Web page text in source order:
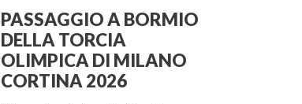
PASSAGGIO A BORMIO
DELLA TORCIA
OLIMPICA DI MILANO
CORTINA 2026